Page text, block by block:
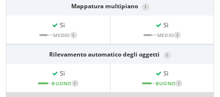
Mappatura multipiano i
Sì
MEDIO i
Sì
MEDIO i
Rilevamento automatico degli oggetti i
Sì
BUONO i
Sì
BUONO i